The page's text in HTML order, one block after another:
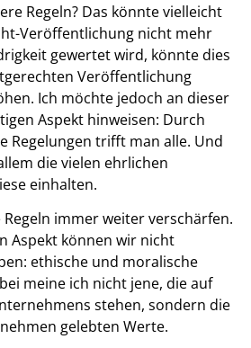
Regeln? Das könnte vielleicht
Veröffentlichung nicht mehr
gewertet wird, könnte dies
Veröffentlichung
Ich möchte jedoch an dieser
Aspekt hinweisen: Durch
Regelungen trifft man alle. Und
die vielen ehrlichen
einhalten.
immer weiter verschärfen.
Aspekt können wir nicht
ethische und moralische
meine ich nicht jene, die auf
stehen, sondern die
gelebten Werte.